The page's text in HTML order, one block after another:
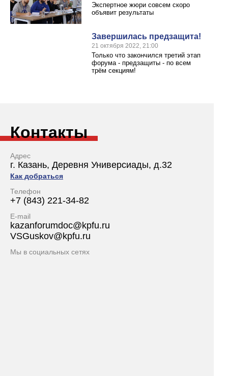
Экспертное жюри совсем скоро
объявит результаты
Завершилась предзащита!
21 октября 2022, 21:00
Только что закончился третий этап
форума - предзащиты - по всем
трём секциям!
Контакты
Адрес
г. Казань, Деревня Универсиады, д.32
Как добраться
Телефон
+7 (843) 221-34-82
E-mail
kazanforumdoc@kpfu.ru
VSGuskov@kpfu.ru
Мы в социальных сетях